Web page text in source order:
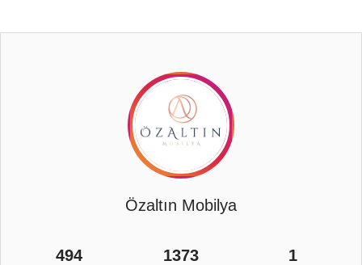
Özaltın Mobilya
494 1373 1